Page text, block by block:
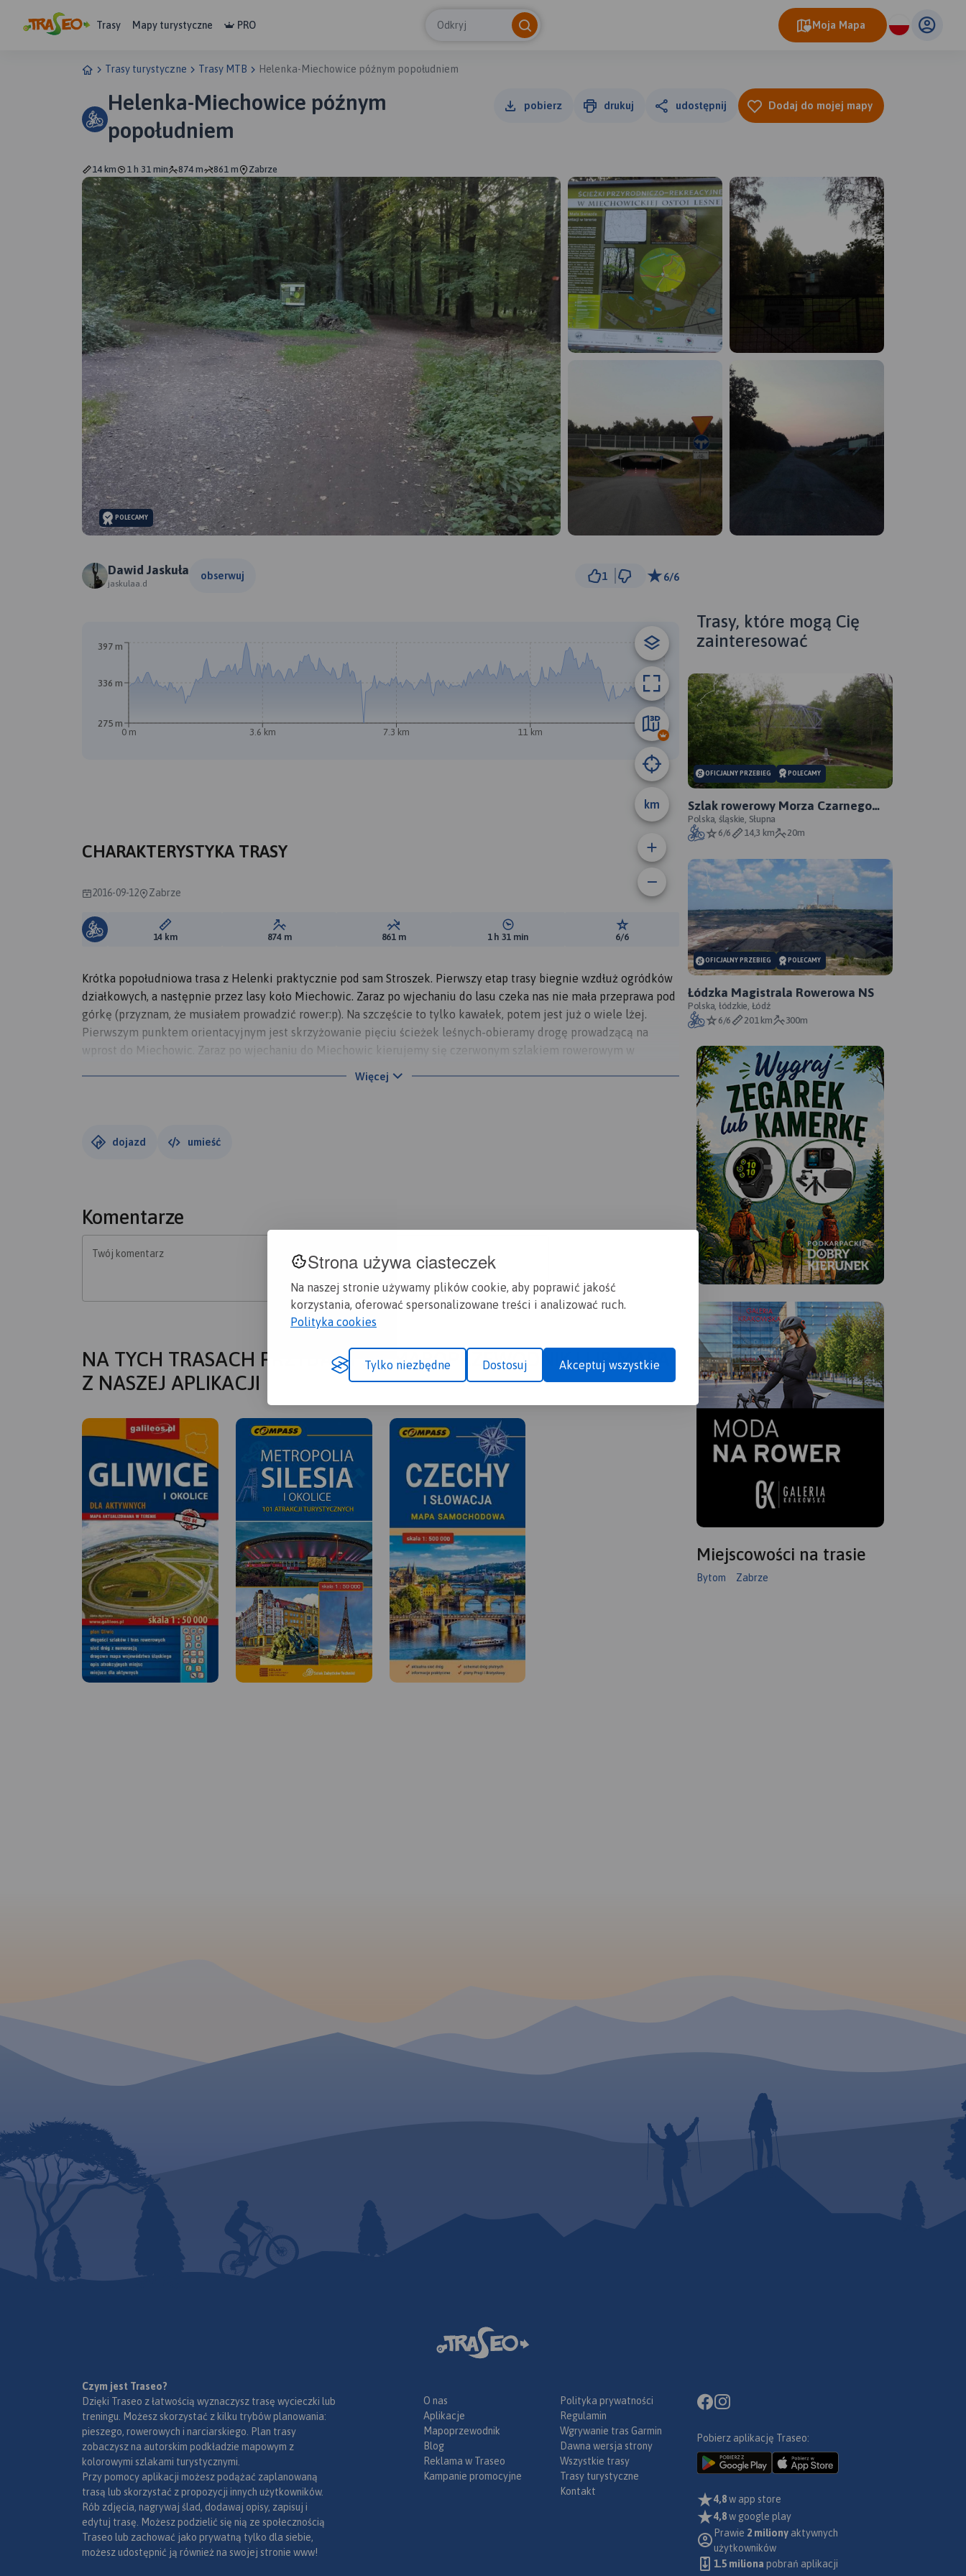
Strona używa ciasteczek
Na naszej stronie używamy plików cookie, aby poprawić jakość
korzystania, oferować spersonalizowane treści i analizować ruch.
Polityka cookies
Tylko niezbędne Dostosuj Akceptuj wszystkie
Trasy Mapy turystyczne PRO Odkryj Moja Mapa
Trasy turystyczne Trasy MTB Helenka-Miechowice późnym popołudniem
Helenka-Miechowice późnym
popołudniem
pobierz drukuj udostępnij Dodaj do mojej mapy
14 km 1 h 31 min 874 m 861 m Zabrze
POLECAMY
Dawid Jaskuła
jaskulaa.d
obserwuj 1 6/6
km
0 m 3.6 km 7.3 km 11 km 14 km
275 m
336 m
397 m
CHARAKTERYSTYKA TRASY
2016-09-12 Zabrze
Długość trasy:
14 km Suma przewyższeń:
874 m Suma spadków:
861 m Średni czas potrzebny na pokonanie trasy:
1 h 31 min Ocena trasy:
6/6
Krótka popołudniowa trasa z Helenki praktycznie pod sam Stroszek. Pierwszy etap trasy biegnie wzdłuż ogródków
działkowych, a następnie przez lasy koło Miechowic. Zaraz po wjechaniu do lasu czeka nas nie mała przeprawa pod
górkę (przyznam, że musiałem prowadzić rower:p). Na szczęście to tylko kawałek, potem jest już o wiele lżej.
Pierwszym punktem orientacyjnym jest skrzyżowanie pięciu ścieżek leśnych-obieramy drogę prowadzącą na
wprost do Miechowic. Zaraz po wjechaniu do Miechowic kierujemy się czerwonym szlakiem rowerowym w
pobłądziłem co zresztą widać na mapie.
Więcej
dojazd umieść
Komentarze
Twój komentarz
NA TYCH TRASACH PRZYDA CI SIĘ MAPOPRZEWODNIK LUB MAPA
Z NASZEJ APLIKACJI
dwupasmowe i
jednopasmowe; drogi w
budowie, numerację dróg oraz
Liście UNESCO. Legenda w
językach: polskim, angielskim,
czeskim i słowackim.
ekspresowych na Słowacji;
- plany Pragi i Bratysławy;
podróżujących samochodem
po Słowacji i Czechach (m.in.:
wybrane przepisy drogowe,
wymagane dokumenty,
obowiązkowe wyposażenie
samochodu, rodzaje winiet).
Trasy, które mogą Cię
zainteresować
OFICJALNY PRZEBIEG POLECAMY
Szlak rowerowy Morza Czarnego
Sosnowiec - oficjalny przebieg
Polska, śląskie, Słupna
6/6
14,3 km 20m
OFICJALNY PRZEBIEG POLECAMY
Łódzka Magistrala Rowerowa NS
Polska, łódzkie, Łódź
6/6
201 km 300m
Miejscowości na trasie
Bytom Zabrze
Czym jest Traseo?
Dzięki Traseo z łatwością wyznaczysz trasę wycieczki lub
treningu. Możesz skorzystać z kilku trybów planowania:
pieszego, rowerowych i narciarskiego. Plan trasy
zobaczysz na autorskim podkładzie mapowym z
kolorowymi szlakami turystycznymi.
Przy pomocy aplikacji możesz podążać zaplanowaną
trasą lub skorzystać z propozycji innych użytkowników.
Rób zdjęcia, nagrywaj ślad, dodawaj opisy, zapisuj i
edytuj trasę. Możesz podzielić się nią ze społecznością
Traseo lub zachować jako prywatną tylko dla siebie,
możesz udostępnić ją również na swojej stronie www!
O nas
Aplikacje
Mapoprzewodnik
Blog
Reklama w Traseo
Kampanie promocyjne
Polityka prywatności
Regulamin
Wgrywanie tras Garmin
Dawna wersja strony
Wszystkie trasy
Trasy turystyczne
Kontakt
Pobierz aplikację Traseo:
4,8w app store
4,8w google play
Prawie 2 miliony aktywnych
użytkowników
1.5 miliona pobrań aplikacji